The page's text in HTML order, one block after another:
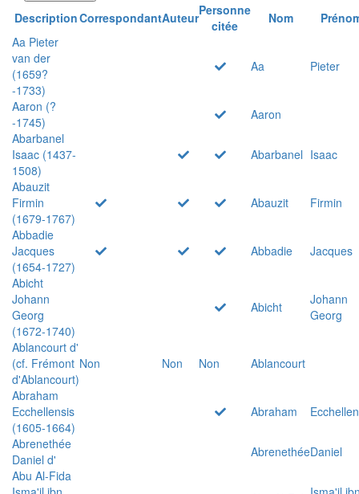
DescriptionCorrespondantAuteurPersonne
citée
Nom
Aa Pieter
van der
(1659?
-1733)
Aa Pieter
Aaron (?
-1745)
Aaron
Abarbanel
Isaac (1437-
1508)
Abarbanel Isaac
Abauzit
Firmin
(1679-1767)
Abauzit
Firmin
Abbadie
Jacques
(1654-1727)
Abbadie
Jacques
Abicht
Johann
Georg
(1672-1740)
Abicht
Johann
Georg
Ablancourt d'
(cf. Frémont
d'Ablancourt)
Non Non Non
Ablancourt
Abraham
Ecchellensis
(1605-1664)
Abraham
Abrenethée
Daniel d'
AbrenethéeDaniel
Abu Al-Fida